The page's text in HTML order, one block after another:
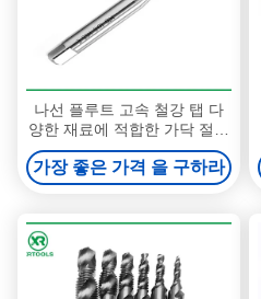
나선 플루트 고속 철강 탭 다
양한 재료에 적합한 가닥 절단
작업에서 우수한 성능을 제공
합니다
가장 좋은 가격 을 구하라